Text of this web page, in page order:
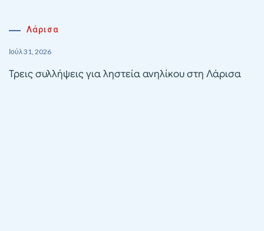
Λάρισα
Ιούλ 31, 2026
Τρεις συλλήψεις για ληστεία ανηλίκου στη Λάρισα